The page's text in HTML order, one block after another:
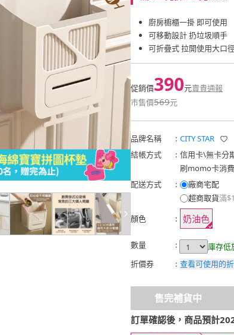
廚房櫥櫃一掛 即可使用
可移動設計 扔垃圾順手
可折疊式 拉開使用大口
促銷價390元賣貴通報
市售價569元
品牌名稱 : CITY STAR
結帳方式
: 信用卡\無卡分
刷momo卡消
配送方式
:
廠商宅配
超商取貨滿
顏色
: 奶油色
數量 :
庫存低
折價券
: 查看可使用的
售完補貨中
訂單確認後，商品預計